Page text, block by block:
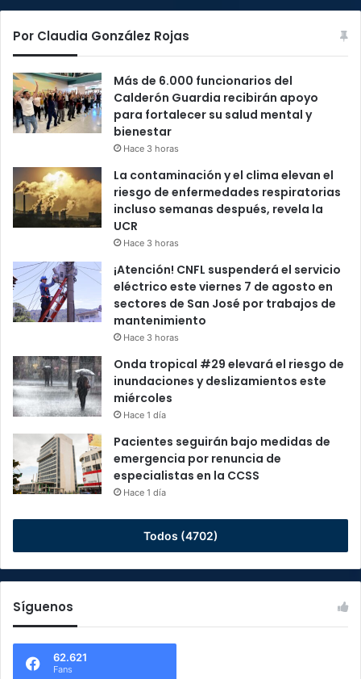
Por Claudia González Rojas
Más de 6.000 funcionarios del
Calderón Guardia recibirán apoyo
para fortalecer su salud mental y
bienestar
Hace 3 horas
La contaminación y el clima elevan el
riesgo de enfermedades respiratorias
incluso semanas después, revela la
UCR
Hace 3 horas
¡Atención! CNFL suspenderá el servicio
eléctrico este viernes 7 de agosto en
sectores de San José por trabajos de
mantenimiento
Hace 3 horas
Onda tropical #29 elevará el riesgo de
inundaciones y deslizamientos este
miércoles
Hace 1 día
Pacientes seguirán bajo medidas de
emergencia por renuncia de
especialistas en la CCSS
Hace 1 día
Todos (4702)
Síguenos
62.621
Fans